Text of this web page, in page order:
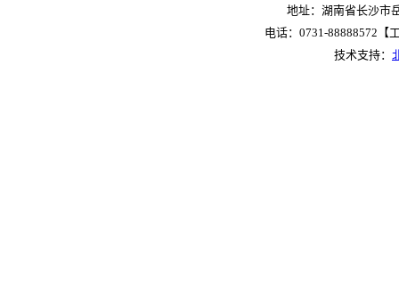
地址：湖南省长沙市
电话：0731-88888572【
技术支持：